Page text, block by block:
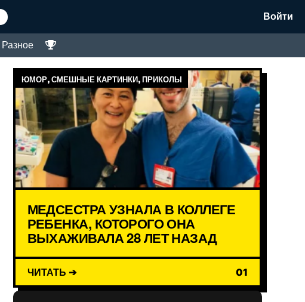
Войти
Разное
ЮМОР, СМЕШНЫЕ КАРТИНКИ, ПРИКОЛЫ
МЕДСЕСТРА УЗНАЛА В КОЛЛЕГЕ
РЕБЕНКА, КОТОРОГО ОНА
ВЫХАЖИВАЛА 28 ЛЕТ НАЗАД
ЧИТАТЬ ➔ 01